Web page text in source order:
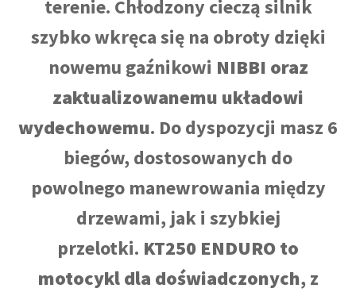
terenie. Chłodzony cieczą silnik
szybko wkręca się na obroty dzięki
nowemu gaźnikowi NIBBI oraz
zaktualizowanemu układowi
wydechowemu. Do dyspozycji masz 6
biegów, dostosowanych do
powolnego manewrowania między
drzewami, jak i szybkiej
przelotki. KT250 ENDURO to
motocykl dla doświadczonych, z